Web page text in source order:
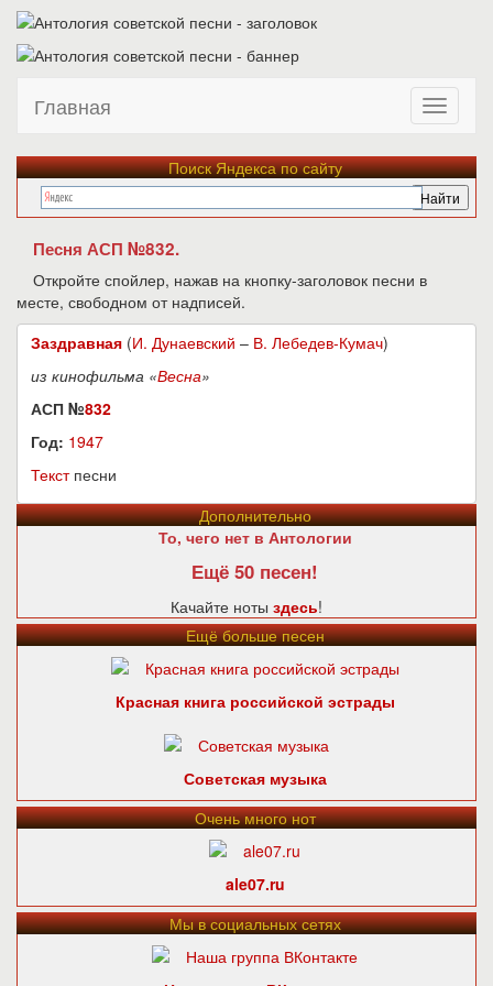
Главная
Поиск Яндекса по сайту
Песня АСП №832.
Откройте спойлер, нажав на кнопку-заголовок песни в
месте, свободном от надписей.
Заздравная (И. Дунаевский – В. Лебедев-Кумач)
из кинофильма «Весна»
АСП №832
Год: 1947
Текстпесни
Дополнительно
То, чего нет в Антологии
Ещё 50 песен!
Качайте ноты здесь!
Ещё больше песен
Красная книга российской эстрады
Советская музыка
Очень много нот
ale07.ru
Мы в социальных сетях